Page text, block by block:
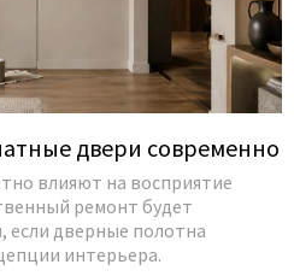
двери современно
влияют на восприятие
ремонт будет
если дверные полотна
интерьера.